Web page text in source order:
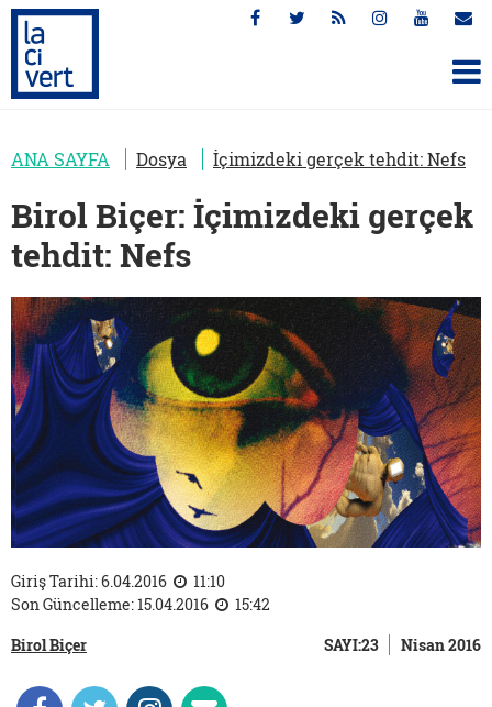
ANA SAYFA Dosya İçimizdeki gerçek tehdit: Nefs
Birol Biçer: İçimizdeki gerçek
tehdit: Nefs
Giriş Tarihi: 6.04.2016
11:10
Son Güncelleme: 15.04.2016
15:42
Birol Biçer
SAYI:23 Nisan 2016